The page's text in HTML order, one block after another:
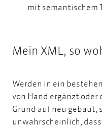
mit semantischem
Mein XML, so
Werden in ein
von Hand ergänzt
Grund auf neu gebaut,
unwahrscheinlich,